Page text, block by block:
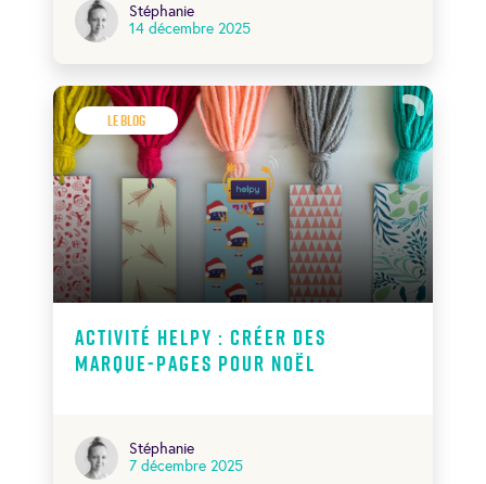
Stéphanie
14 décembre 2025
Le Blog
Activité Helpy : créer des
marque-pages pour Noël
Stéphanie
7 décembre 2025